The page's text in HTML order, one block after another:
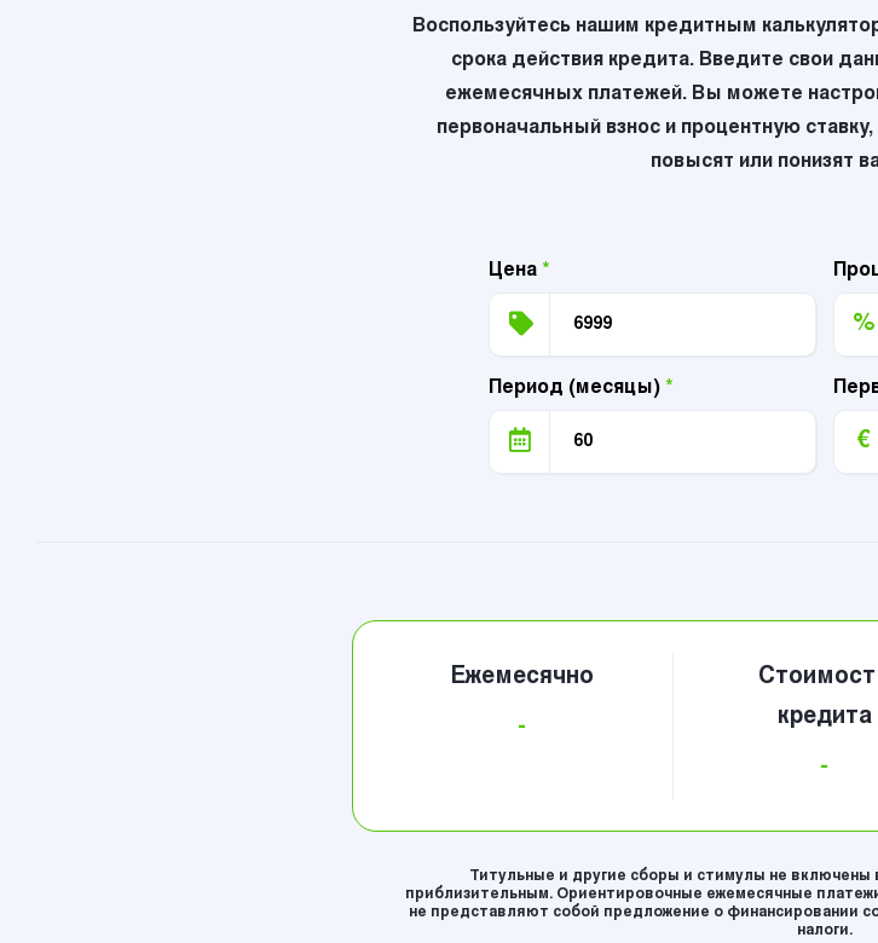
Воспользуйтесь нашим кредитным
срока действия кредита. Введите свои
ежемесячных платежей. Вы можете
первоначальный взнос и процентную
повысят или понизят
Цена *
%
Период (месяцы) *
€
Ежемесячно
-
кредита
-
Титульные и другие сборы и стимулы не включены
приблизительным. Ориентировочные ежемесячные
не представляют собой предложение о финансировании
налоги.